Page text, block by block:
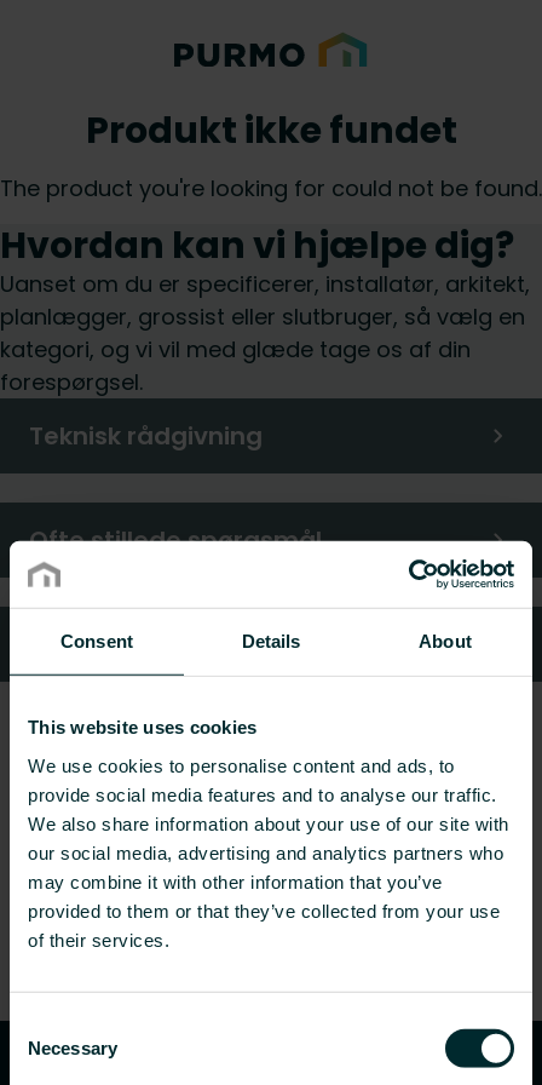
Consent Details About
This website uses cookies
We use cookies to personalise content and ads, to
provide social media features and to analyse our traffic.
We also share information about your use of our site with
our social media, advertising and analytics partners who
may combine it with other information that you’ve
provided to them or that they’ve collected from your use
of their services.
Consent
Selection
Necessary
Produkt ikke fundet
The product you're looking for could not be found.
Hvordan kan vi hjælpe dig?
Uanset om du er specificerer, installatør, arkitekt,
planlægger, grossist eller slutbruger, så vælg en
kategori, og vi vil med glæde tage os af din
forespørgsel.
Teknisk rådgivning
Ofte stillede spørgsmål
Kundeservice